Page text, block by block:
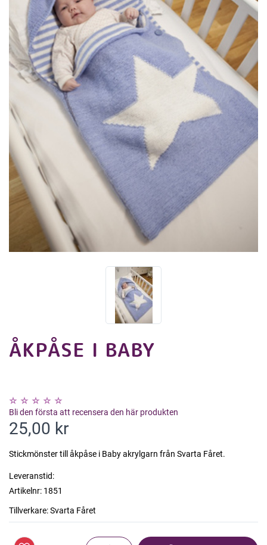
ÅKPÅSE I BABY
Bli den första att recensera den här produkten
25,00 kr
Stickmönster till åkpåse i Baby akrylgarn från Svarta Fåret.
Leveranstid:
Artikelnr: 1851
Tillverkare:Svarta Fåret